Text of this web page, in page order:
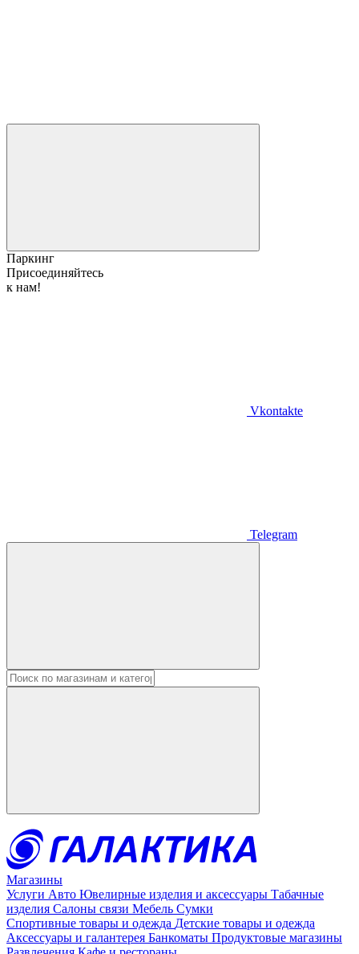
Паркинг
Присоединяйтесь
к нам!
Vkontakte
Telegram
Магазины
Услуги Авто Ювелирные изделия и аксессуары Табачные
изделия Салоны связи Мебель Сумки
Спортивные товары и одежда Детские товары и одежда
Аксессуары и галантерея Банкоматы Продуктовые магазины